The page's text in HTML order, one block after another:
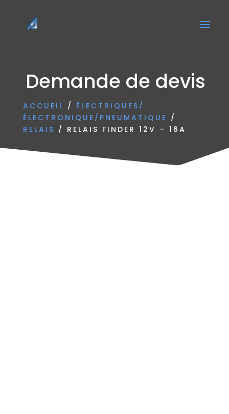
Demande de devis
ACCUEIL / ÉLECTRIQUES/
ÉLECTRONIQUE/PNEUMATIQUE /
RELAIS / RELAIS FINDER 12V – 16A